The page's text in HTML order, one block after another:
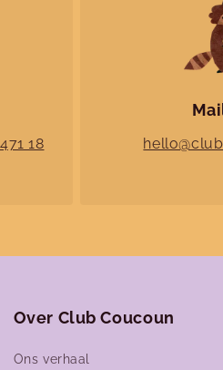
18
Over Club Coucoun
Ons verhaal